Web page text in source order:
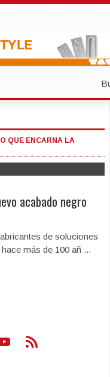
QUE ENCARNA LA
acabado negro
de soluciones
más de 100 añ ...
Feed RSS